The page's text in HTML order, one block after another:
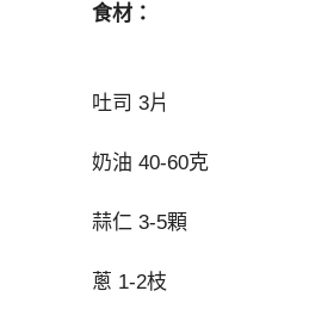
食材：
吐司 3片
奶油 40-60克
蒜仁 3-5顆
蔥 1-2枝